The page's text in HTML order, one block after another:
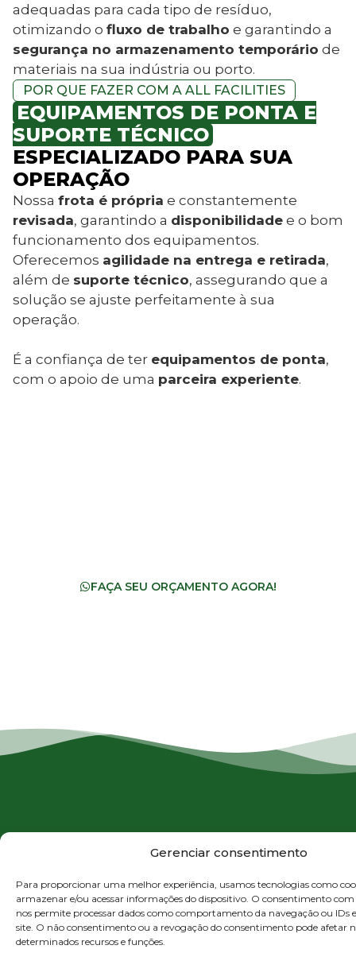
Gerenciar consentimento
Para proporcionar uma melhor experiência, usamos tecnologias como
armazenar e/ou acessar informações do dispositivo. O consentimento com
nos permite processar dados como comportamento da navegação ou IDs
site. O não consentimento ou a revogação do consentimento pode afetar
determinados recursos e funções.
adequadas para cada tipo de resíduo,
otimizando o fluxo de trabalho e garantindo a
segurança no armazenamento temporário de
materiais na sua indústria ou porto.
POR QUE FAZER COM A ALL FACILITIES
EQUIPAMENTOS DE PONTA E
SUPORTE TÉCNICO
ESPECIALIZADO PARA SUA
OPERAÇÃO
Nossa frota é própria e constantemente
revisada, garantindo a disponibilidade e o bom
funcionamento dos equipamentos.
Oferecemos agilidade na entrega e retirada,
além de suporte técnico, assegurando que a
solução se ajuste perfeitamente à sua
operação.
É a confiança de ter equipamentos de ponta,
com o apoio de uma parceira experiente.
FAÇA SEU ORÇAMENTO AGORA!
completas e
certificadas em
gerenciamento
SERVIÇOS
Emergencial:
97312-
2171
21
97313-
2140